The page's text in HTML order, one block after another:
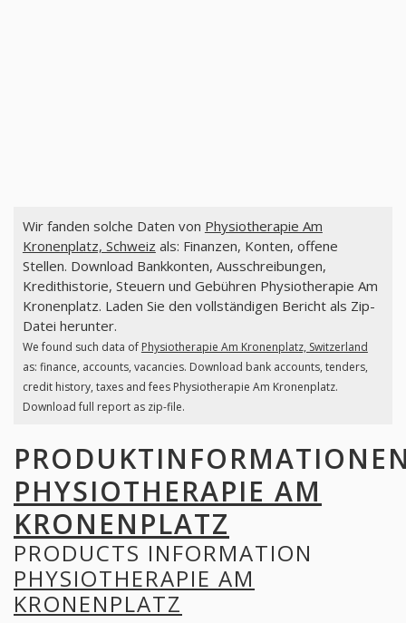
Wir fanden solche Daten von Physiotherapie Am
Kronenplatz, Schweiz als: Finanzen, Konten, offene
Stellen. Download Bankkonten, Ausschreibungen,
Kredithistorie, Steuern und Gebühren Physiotherapie Am
Kronenplatz. Laden Sie den vollständigen Bericht als Zip-
Datei herunter.
We found such data of Physiotherapie Am Kronenplatz, Switzerland
as: finance, accounts, vacancies. Download bank accounts, tenders,
credit history, taxes and fees Physiotherapie Am Kronenplatz.
Download full report as zip-file.
PHYSIOTHERAPIE AM
KRONENPLATZ
PRODUCTS INFORMATION
PHYSIOTHERAPIE AM
KRONENPLATZ